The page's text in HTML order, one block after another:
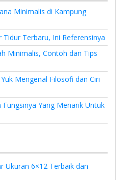
Minimalis di Kampung
Tidur Terbaru, Ini Referensinya
Minimalis, Contoh dan Tips
Mengenal Filosofi dan Ciri
Yang Menarik Untuk